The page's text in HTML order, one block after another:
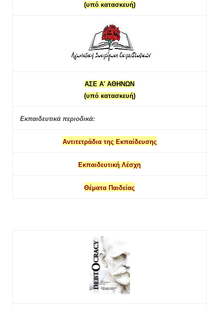
(υπό κατασκευή)
ΑΣΕ Α' ΑΘΗΝΩΝ
(υπό κατασκευή)
Εκπαιδευτικά περιοδικά:
Αντιτετράδια της Εκπαίδευσης
Εκπαιδευτική Λέσχη
Θέματα Παιδείας